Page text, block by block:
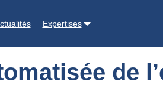
Expertises
Action 6 : évaluer différentes
de